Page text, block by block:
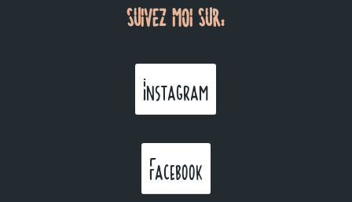
SUIVEZ MOI SUR:
Instagram
Facebook